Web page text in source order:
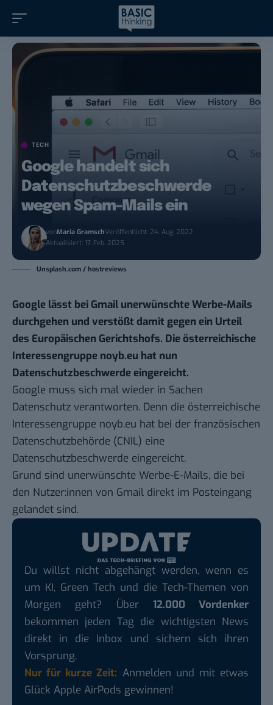
TECH
Google handelt sich
Datenschutzbeschwerde
wegen Spam-Mails ein
vonMaria GramschVeröffentlicht: 24. Aug. 2022
Aktualisiert: 17. Feb. 2025
Unsplash.com / hostreviews
Google lässt bei Gmail unerwünschte Werbe-Mails
durchgehen und verstößt damit gegen ein Urteil
des Europäischen Gerichtshofs. Die österreichische
Interessengruppe noyb.eu hat nun
Datenschutzbeschwerde eingereicht.
Google muss sich mal wieder in Sachen
Datenschutz verantworten. Denn die österreichische
Interessengruppe noyb.eu hat bei der französischen
Datenschutzbehörde (CNIL) eine
Datenschutzbeschwerde eingereicht.
Grund sind unerwünschte Werbe-E-Mails, die bei
den Nutzer:innen von Gmail direkt im Posteingang
gelandet sind.
Du willst nicht abgehängt werden, wenn es
um KI, Green Tech und die Tech-Themen von
Morgen geht? Über 12.000 Vordenker
bekommen jeden Tag die wichtigsten News
direkt in die Inbox und sichern sich ihren
Vorsprung.
Nur für kurze Zeit: Anmelden und mit etwas
Glück Apple AirPods gewinnen!